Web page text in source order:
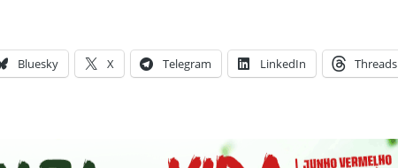
Bluesky X Telegram LinkedIn Threads